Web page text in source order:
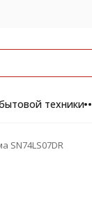
техники
SN74LS07DR